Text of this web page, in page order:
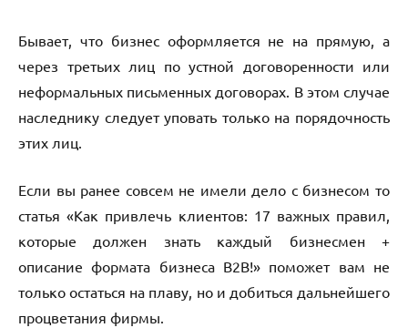
Бывает, что бизнес оформляется не на прямую, а
через третьих лиц по устной договоренности или
неформальных письменных договорах. В этом случае
наследнику следует уповать только на порядочность
этих лиц.
Если вы ранее совсем не имели дело с бизнесом то
статья «Как привлечь клиентов: 17 важных правил,
которые должен знать каждый бизнесмен +
описание формата бизнеса В2В!» поможет вам не
только остаться на плаву, но и добиться дальнейшего
процветания фирмы.